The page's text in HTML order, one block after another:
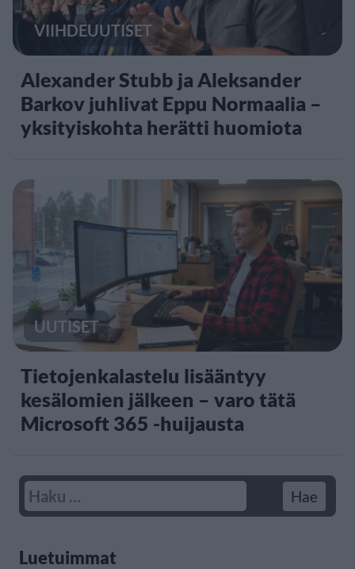
VIIHDEUUTISET
Alexander Stubb ja Aleksander
Barkov juhlivat Eppu Normaalia –
yksityiskohta herätti huomiota
UUTISET
Tietojenkalastelu lisääntyy
kesälomien jälkeen – varo tätä
Microsoft 365 -huijausta
Luetuimmat